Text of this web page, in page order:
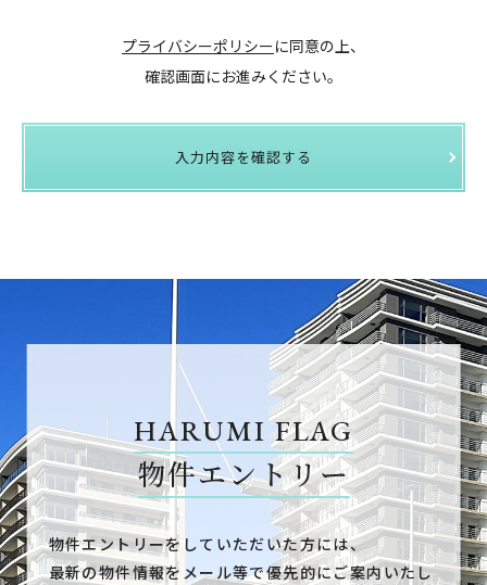
プライバシーポリシーに同意の上、
確認画面にお進みください。
入力内容を確認する
HARUMI FLAG
物件エントリー
物件エントリーをしていただいた方には、
最新の物件情報をメール等で優先的にご案内いたし